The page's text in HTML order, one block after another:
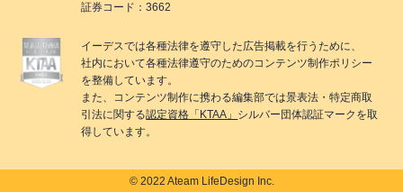
証券コード：3662
イーデスでは各種法律を遵守した広告掲載を行うために、
社内において各種法律遵守のためのコンテンツ制作ポリシー
を整備しています。
また、コンテンツ制作に携わる編集部では景表法・特定商取
引法に関する認定資格「KTAA」 シルバー団体認証マークを取
得しています。
© 2022 Ateam LifeDesign Inc.